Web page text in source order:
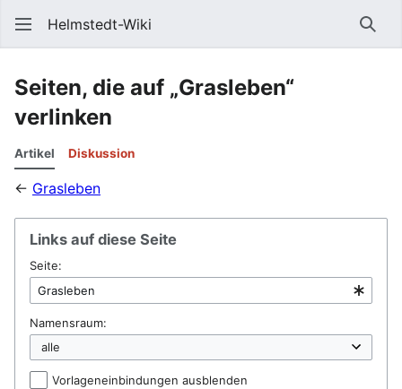
Helmstedt-Wiki
Seiten, die auf „Grasleben“
verlinken
Artikel Diskussion
← Grasleben
Links auf diese Seite
Seite:
Namensraum:
Vorlageneinbindungen ausblenden